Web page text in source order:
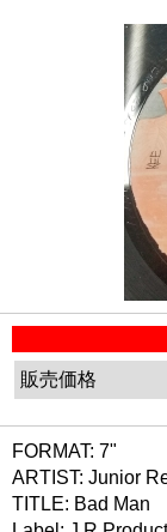
販売価格
FORMAT: 7"
ARTIST: Junior
TITLE: Bad Man